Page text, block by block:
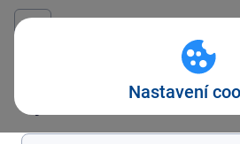
Vytvořte si účet